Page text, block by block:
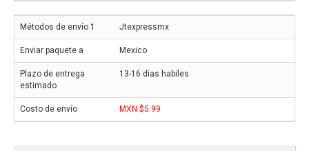
Jtexpressmx
Mexico
13-16 dias habiles
MXN $5.99